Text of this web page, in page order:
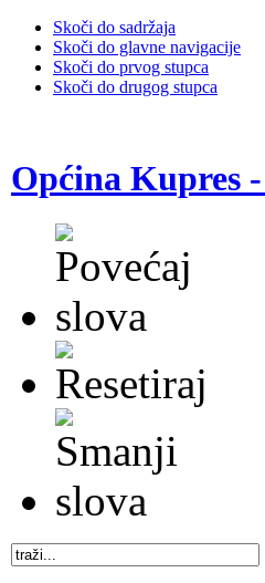
Skoči do sadržaja
Skoči do glavne navigacije
Skoči do prvog stupca
Skoči do drugog stupca
Općina Kupres